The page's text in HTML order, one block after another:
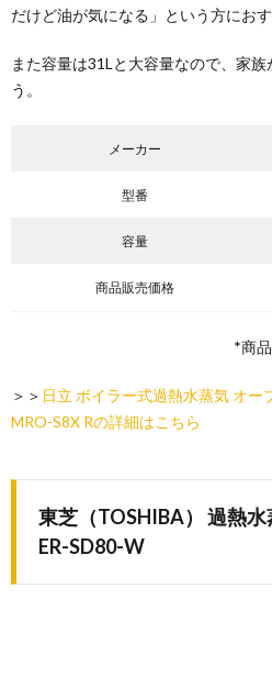
だけど油が気になる」という方にお
また容量は31Lと大容量なので、家
う。
メーカー
型番
容量
商品販売価格
*商
＞＞ 日立 ボイラー式過熱水蒸気 オー
MRO-S8X Rの詳細はこちら
東芝（TOSHIBA） 過熱
ER-SD80-W